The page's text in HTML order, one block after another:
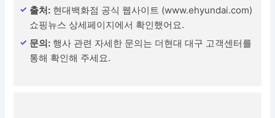
출처: 현대백화점 공식 웹사이트 (www.ehyundai.com)
쇼핑뉴스 상세페이지에서 확인했어요.
문의: 행사 관련 자세한 문의는 더현대 대구 고객센터를
통해 확인해 주세요.